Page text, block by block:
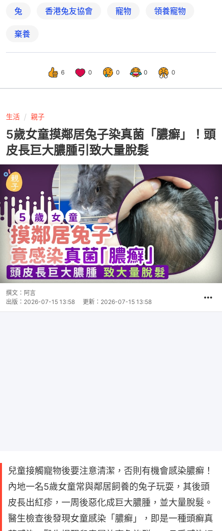
兔 香港兔友協會 寵物 領養寵物
棄養
6 0 0 0 0
生活 親子
5歲女童摸鄰居兔子染真菌「膿癬」！頭
皮長巨大膿腫引致大量脫髮
撰文： 阿言
出版： 2026-07-15 13:58 更新： 2026-07-15 13:58
兒童接觸寵物後要注意清潔，否則有機會感染膿癬！
內地一名5歲女童常與鄰居飼養的兔子玩耍，其後頭
皮長出紅疹，一周後惡化成巨大膿腫，並大量脫髮。
醫生檢查後發現女童感染「膿癬」，即是一種頭癬真